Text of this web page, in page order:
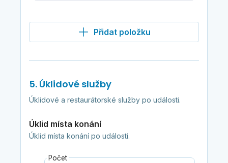
Přidat položku
5. Úklidové služby
Úklidové a restaurátorské služby po události.
Úklid místa konání
Úklid místa konání po události.
Počet